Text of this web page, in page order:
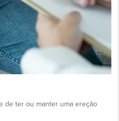
de ter ou manter uma ereção